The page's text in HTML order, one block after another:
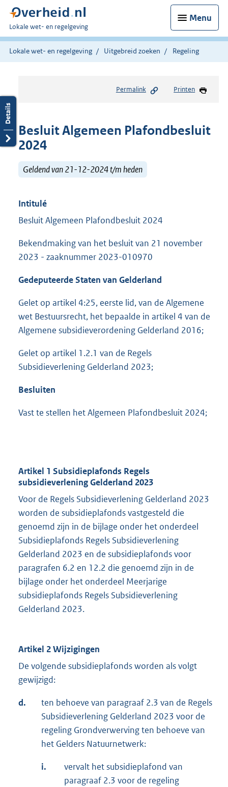
Menu
U
bent
hier:
Lokale wet- en regelgeving
Lokale wet- en regelgeving Uitgebreid zoeken Regeling
Permalink Printen
Besluit Algemeen Plafondbesluit
2024
Geldend van 21-12-2024 t/m heden
Intitulé
Besluit Algemeen Plafondbesluit 2024
Bekendmaking van het besluit van 21 november
2023 - zaaknummer 2023-010970
Gedeputeerde Staten van Gelderland
Gelet op artikel 4:25, eerste lid, van de Algemene
wet Bestuursrecht, het bepaalde in artikel 4 van de
Algemene subsidieverordening Gelderland 2016;
Gelet op artikel 1.2.1 van de Regels
Subsidieverlening Gelderland 2023;
Besluiten
Vast te stellen het Algemeen Plafondbesluit 2024;
Artikel 1 Subsidieplafonds Regels
subsidieverlening Gelderland 2023
Voor de Regels Subsidieverlening Gelderland 2023
worden de subsidieplafonds vastgesteld die
genoemd zijn in de bijlage onder het onderdeel
Subsidieplafonds Regels Subsidieverlening
Gelderland 2023 en de subsidieplafonds voor
paragrafen 6.2 en 12.2 die genoemd zijn in de
bijlage onder het onderdeel Meerjarige
subsidieplafonds Regels Subsidieverlening
Gelderland 2023.
Artikel 2 Wijzigingen
De volgende subsidieplafonds worden als volgt
gewijzigd:
d.
ten behoeve van paragraaf 2.3 van de Regels
Subsidieverlening Gelderland 2023 voor de
regeling Grondverwerving ten behoeve van
het Gelders Natuurnetwerk:
i.
vervalt het subsidieplafond van
paragraaf 2.3 voor de regeling